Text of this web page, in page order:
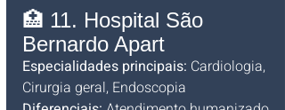
🏥 11. Hospital São
Bernardo Apart
Especialidades principais: Cardiologia,
Cirurgia geral, Endoscopia